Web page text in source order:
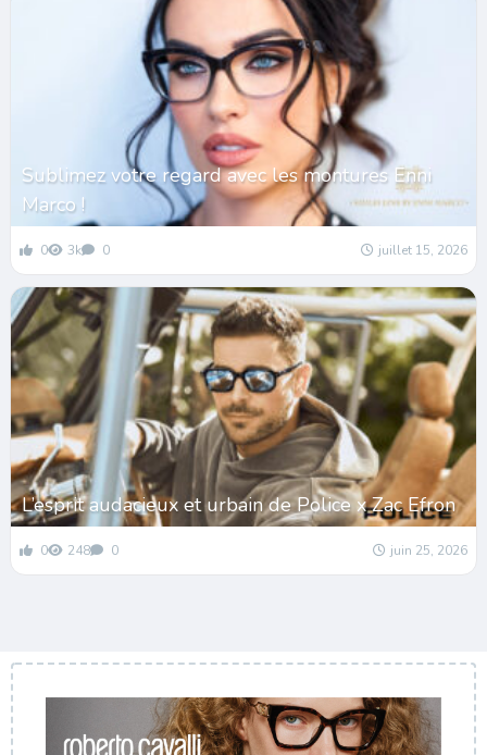
Sublimez votre regard avec les montures Enni
Marco !
0 3k 0 juillet 15, 2026
L’esprit audacieux et urbain de Police x Zac Efron
0 248 0 juin 25, 2026